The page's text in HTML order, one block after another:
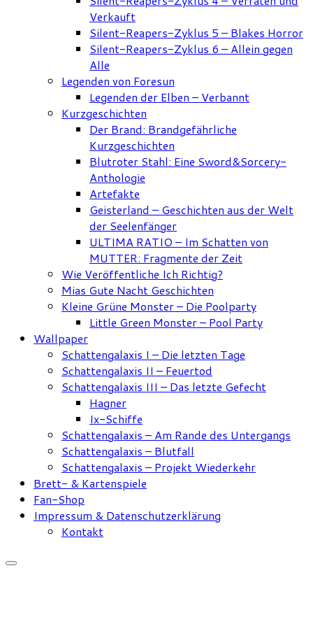
Verkauft
Silent-Reapers-Zyklus 5 – Blakes Horror
Silent-Reapers-Zyklus 6 – Allein gegen
Alle
Legenden von Foresun
Legenden der Elben – Verbannt
Kurzgeschichten
Der Brand: Brandgefährliche
Kurzgeschichten
Blutroter Stahl: Eine Sword&Sorcery-
Anthologie
Artefakte
Geisterland – Geschichten aus der Welt
der Seelenfänger
ULTIMA RATIO – Im Schatten von
MUTTER: Fragmente der Zeit
Wie Veröffentliche Ich Richtig?
Mias Gute Nacht Geschichten
Kleine Grüne Monster – Die Poolparty
Little Green Monster – Pool Party
Wallpaper
Schattengalaxis I – Die letzten Tage
Schattengalaxis II – Feuertod
Schattengalaxis III – Das letzte Gefecht
Hagner
Ix-Schiffe
Schattengalaxis – Am Rande des Untergangs
Schattengalaxis – Blutfall
Schattengalaxis – Projekt Wiederkehr
Brett- & Kartenspiele
Fan-Shop
Impressum & Datenschutzerklärung
Kontakt